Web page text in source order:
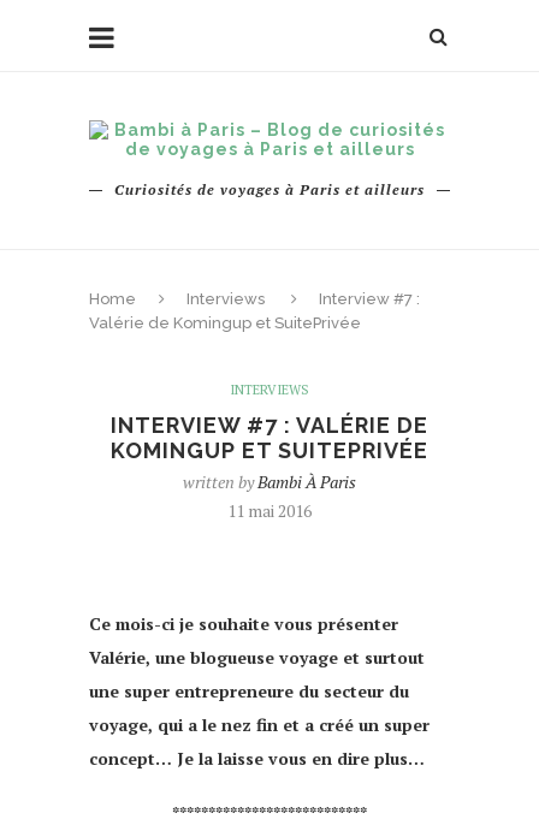
Curiosités de voyages à Paris et ailleurs
Home Interviews
Interview #7 :
Valérie de Komingup et SuitePrivée
INTERVIEWS
INTERVIEW #7 : VALÉRIE DE
KOMINGUP ET SUITEPRIVÉE
written byBambi À Paris
11 mai 2016
Ce mois-ci je souhaite vous présenter
Valérie, une blogueuse voyage et surtout
une super entrepreneure du secteur du
voyage, qui a le nez fin et a créé un super
concept… Je la laisse vous en dire plus…
***************************